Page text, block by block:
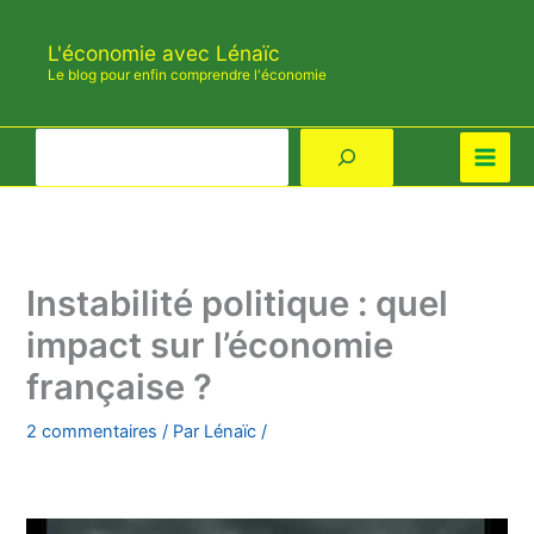
contenu
L'économie avec Lénaïc
Le blog pour enfin comprendre l'économie
Instabilité politique : quel
impact sur l’économie
française ?
2 commentaires / Par Lénaïc/